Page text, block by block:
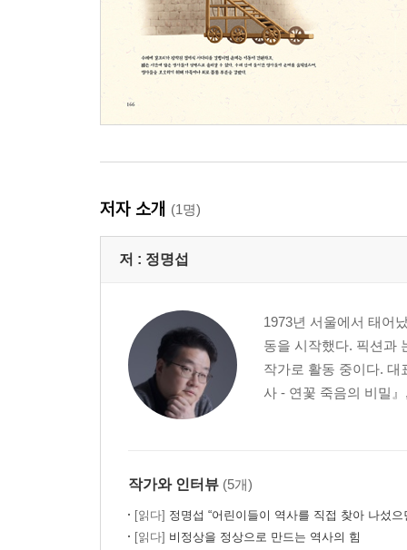
저자 소개 (1명)
저 : 정명섭
1973년 서울에서 태어
동을 시작했다. 픽션과
작가로 활동 중이다.
사 - 연꽃 죽음의 비밀
작가와 인터뷰 (5개)
[읽다] 정명섭 “어린이들이 역사를 직접 찾아 나섰으
[읽다] 비정상을 정상으로 만드는 역사의 힘